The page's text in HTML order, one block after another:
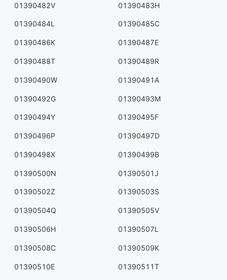
01390482V 01390483H
01390484L 01390485C
01390486K 01390487E
01390488T 01390489R
01390490W 01390491A
01390492G 01390493M
01390494Y 01390495F
01390496P 01390497D
01390498X 01390499B
01390500N 01390501J
01390502Z 01390503S
01390504Q 01390505V
01390506H 01390507L
01390508C 01390509K
01390510E 01390511T